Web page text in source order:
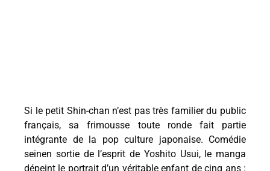
Si le petit Shin-chan n’est pas très familier du public
français, sa frimousse toute ronde fait partie
intégrante de la pop culture japonaise. Comédie
seinen sortie de l’esprit de Yoshito Usui, le manga
dépeint le portrait d’un véritable enfant de cinq ans :